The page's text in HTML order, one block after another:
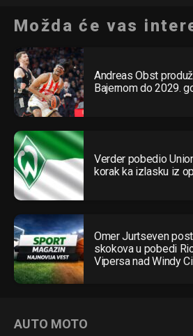
Možda će vas
Andreas Obst
Bajernom do 2029.
Verder pobedio
korak ka izlasku iz
Omer Jurtseven
skokova u pobedi
Vipersa nad Windy
AUTO MOTO